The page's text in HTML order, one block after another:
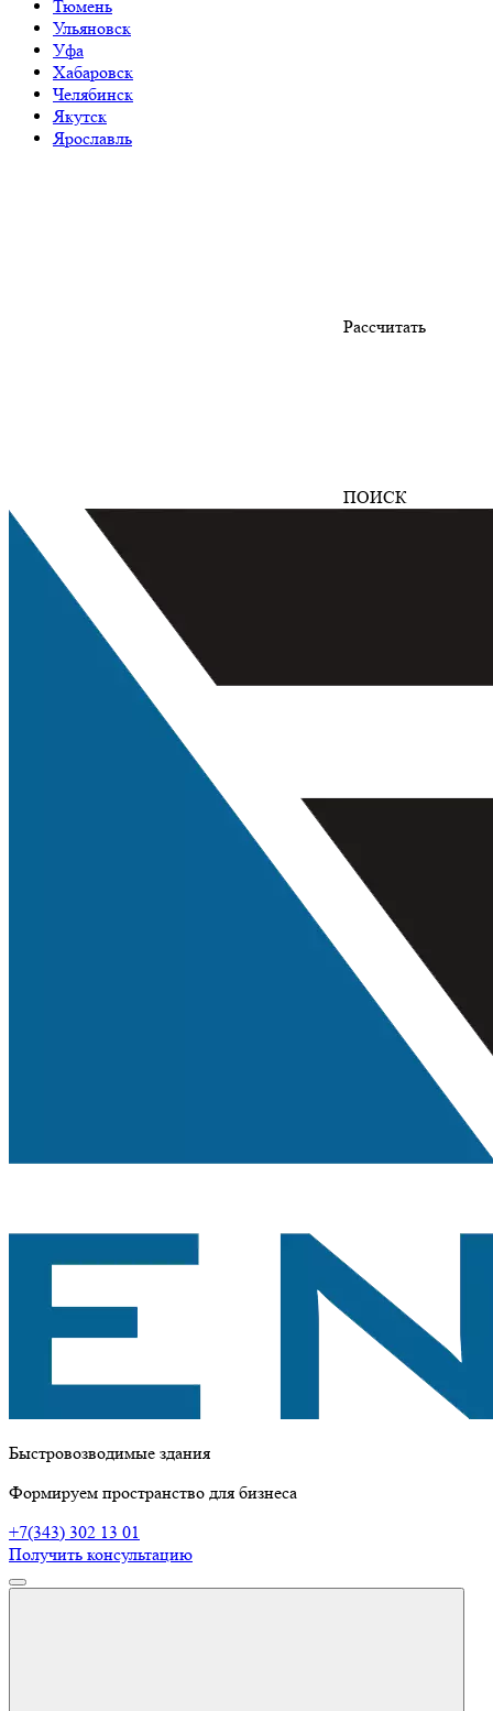
Тюмень
Ульяновск
Уфа
Хабаровск
Челябинск
Якутск
Ярославль
Рассчитать
ПОИСК
Быстровозводимые здания
Формируем пространство для бизнеса
+7(343) 302 13 01
Получить консультацию